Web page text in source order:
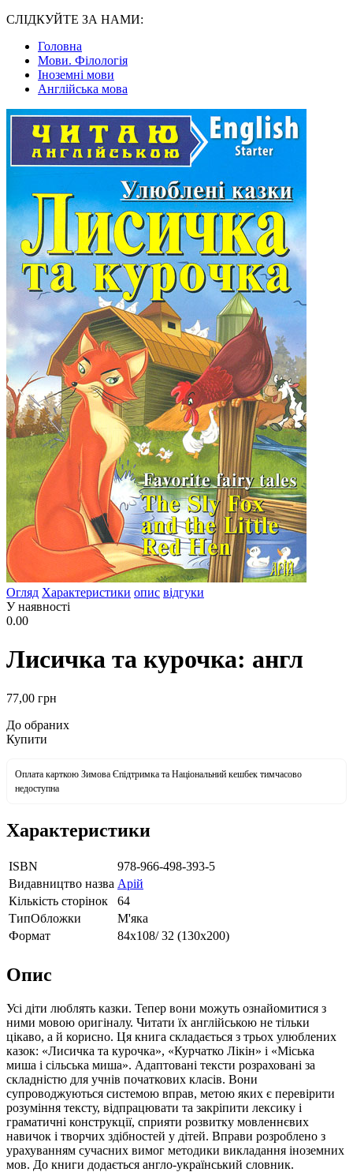
СЛІДКУЙТЕ ЗА НАМИ:
Головна
Мови. Філологія
Іноземні мови
Англійська мова
Огляд Характеристики опис відгуки
У наявності
0.00
Лисичка та курочка: англ
77,00 грн
До обраних
Купити
Оплата карткою Зимова Єпідтримка та Національний кешбек тимчасово
недоступна
Характеристики
ISBN
978-966-498-393-5
Видавництво назва Арій
Кількість сторінок
64
ТипОбложки
М'яка
Формат
84х108/ 32 (130х200)
Опис
Усі діти люблять казки. Тепер вони можуть ознайомитися з
ними мовою оригіналу. Читати їх англійською не тільки
цікаво, а й корисно. Ця книга складається з трьох улюблених
казок: «Лисичка та курочка», «Курчатко Лікін» і «Міська
миша і сільська миша». Адаптовані тексти розраховані за
складністю для учнів початкових класів. Вони
супроводжуються системою вправ, метою яких є перевірити
розуміння тексту, відпрацювати та закріпити лексику і
граматичні конструкції, сприяти розвитку мовленнєвих
навичок і творчих здібностей у дітей. Вправи розроблено з
урахуванням сучасних вимог методики викладання іноземних
мов. До книги додається англо-український словник.